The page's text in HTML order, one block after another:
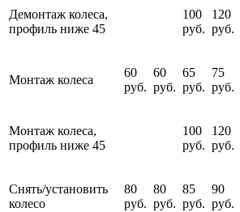
Демонтаж колеса,
профиль ниже 45
100
руб.
120
руб.
Монтаж колеса
60
руб.
60
руб.
65
руб.
75
руб.
Монтаж колеса,
профиль ниже 45
100
руб.
120
руб.
Снять/установить
колесо
80
руб.
80
руб.
85
руб.
90
руб.